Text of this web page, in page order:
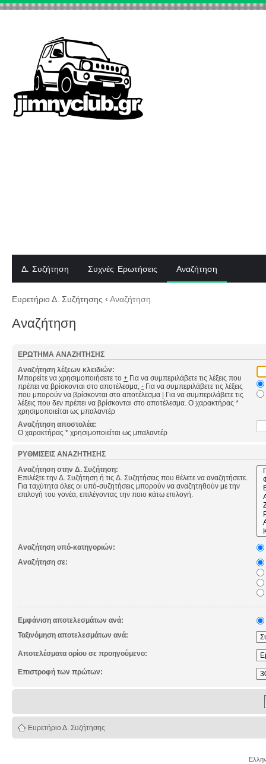
Δ. Συζήτηση Συχνές Ερωτήσεις Αναζήτηση
Ευρετήριο Δ. Συζήτησης ‹ Αναζήτηση
Αναζήτηση
ΕΡΏΤΗΜΑ ΑΝΑΖΉΤΗΣΗΣ
Αναζήτηση λέξεων κλειδιών:
Μπορείτε να χρησιμοποιήσετε το + Για να συμπεριλάβετε τις λέξεις που
πρέπει να βρίσκονται στο αποτέλεσμα, - Για να συμπεριλάβετε τις λέξεις
που μπορούν να βρίσκονται στο αποτέλεσμα | Για να συμπεριλάβετε τις
λέξεις που δεν πρέπει να βρίσκονται στο αποτέλεσμα. Ο χαρακτήρας *
χρησιμοποιείται ως μπαλαντέρ
Αναζήτηση αποστολέα:
Ο χαρακτήρας * χρησιμοποιείται ως μπαλαντέρ
ΡΥΘΜΊΣΕΙΣ ΑΝΑΖΉΤΗΣΗΣ
Αναζήτηση στην Δ. Συζήτηση:
Επιλέξτε την Δ. Συζήτηση ή τις Δ. Συζητήσεις που θέλετε να αναζητήσετε.
Για ταχύτητα όλες οι υπό-συζητήσεις μπορούν να αναζητηθούν με την
επιλογή του γονέα, επιλέγοντας την ποιο κάτω επιλογή.
Αναζήτηση υπό-κατηγοριών:
Αναζήτηση σε:
Εμφάνιση αποτελεσμάτων ανά:
Ταξινόμηση αποτελεσμάτων ανά:
Αποτελέσματα ορίου σε προηγούμενο:
Επιστροφή των πρώτων:
Ευρετήριο Δ. Συζήτησης